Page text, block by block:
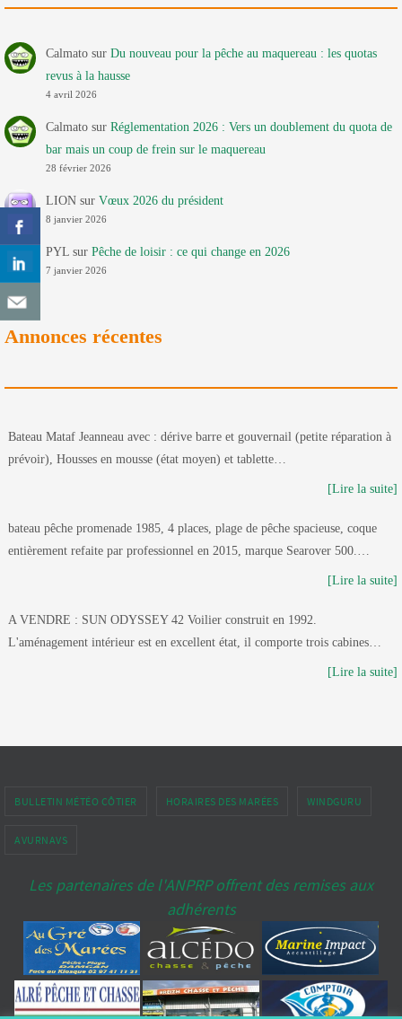
Calmatosur Du nouveau pour la pêche au maquereau : les quotas
revus à la hausse
4 avril 2026
Calmatosur Réglementation 2026 : Vers un doublement du quota de
bar mais un coup de frein sur le maquereau
28 février 2026
LIONsur Vœux 2026 du président
8 janvier 2026
PYLsur Pêche de loisir : ce qui change en 2026
7 janvier 2026
Annonces récentes
Bateau Mataf Jeanneau avec : dérive barre et gouvernail (petite réparation à
prévoir), Housses en mousse (état moyen) et tablette…
[Lire la suite]
bateau pêche promenade 1985, 4 places, plage de pêche spacieuse, coque
entièrement refaite par professionnel en 2015, marque Searover 500.…
[Lire la suite]
A VENDRE : SUN ODYSSEY 42 Voilier construit en 1992.
L'aménagement intérieur est en excellent état, il comporte trois cabines…
[Lire la suite]
BULLETIN MÉTÉO CÔTIER HORAIRES DES MARÉES WINDGURU
AVURNAVS
Les partenaires de l'ANPRP offrent des remises aux
adhérents